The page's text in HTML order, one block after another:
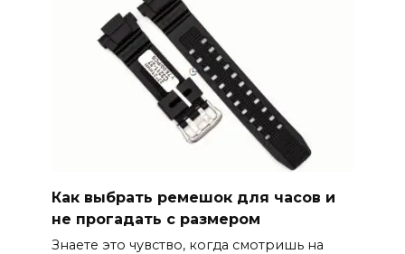
Как выбрать ремешок для часов и
не прогадать с размером
Знаете это чувство, когда смотришь на